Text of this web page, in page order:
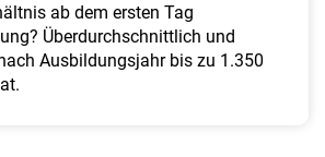
ab dem ersten Tag
Überdurchschnittlich und
Ausbildungsjahr bis zu 1.350